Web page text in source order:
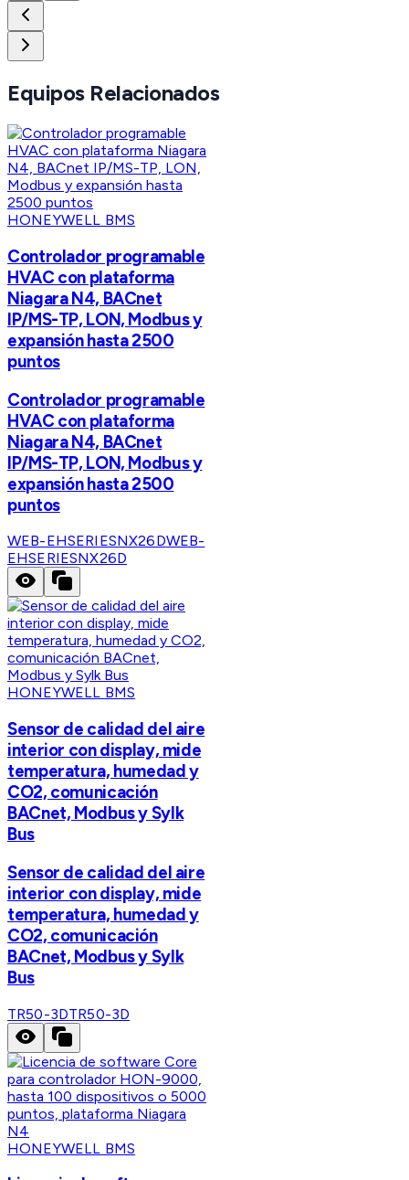
Equipos Relacionados
HONEYWELL BMS
Controlador programable
HVAC con plataforma
Niagara N4, BACnet
IP/MS-TP, LON, Modbus y
expansión hasta 2500
puntos
Controlador programable
HVAC con plataforma
Niagara N4, BACnet
IP/MS-TP, LON, Modbus y
expansión hasta 2500
puntos
WEB-EHSERIESNX26DWEB-
EHSERIESNX26D
HONEYWELL BMS
Sensor de calidad del aire
interior con display, mide
temperatura, humedad y
CO2, comunicación
BACnet, Modbus y Sylk
Bus
Sensor de calidad del aire
interior con display, mide
temperatura, humedad y
CO2, comunicación
BACnet, Modbus y Sylk
Bus
TR50-3DTR50-3D
HONEYWELL BMS